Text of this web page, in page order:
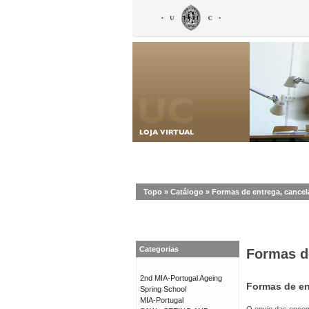
Topo » Catálogo » Formas de entrega,
Formas
Formas de
Categorias
2nd MIA-Portugal Ageing
Spring School
MIA-Portugal